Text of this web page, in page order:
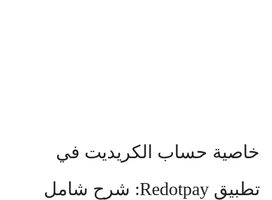
خاصية حساب الكريديت في
تطبيق Redotpay: شرح شامل